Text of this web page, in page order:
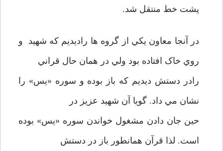
پشت خط منتقل شد.
در آنجا معاون يکي از گروه ها راديديم که شهيد و
روي خاک افتاده بود ولي در همان حال قراني
رادر دستش ديديم که باز بوده و سوره «يس» را
نشان مي داد. گويا آن شهيد عزيز در
حين جان دادن مشغول خواندن سوره «يس» بوده
است. لذا قرآن همانطور باز در دستش